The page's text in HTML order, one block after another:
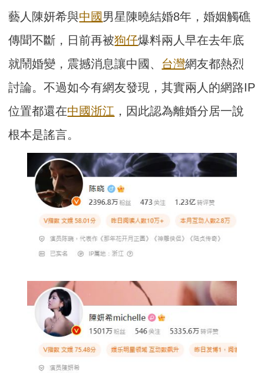
藝人陳妍希與中國 男星陳曉結婚8年，婚姻觸礁
傳聞不斷，日前再被狗仔爆料兩人早在去年底
就鬧婚變，震撼消息讓中國、 台灣網友都熱烈
討論。不過如今有網友發現，其實兩人的網路IP
位置都還在中國浙江 ，因此認為離婚分居一說
根本是謠言。